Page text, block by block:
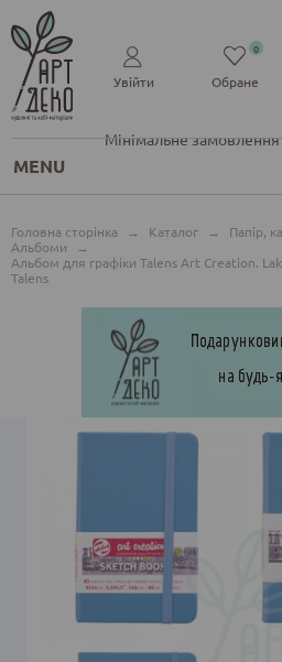
Мінімальне замовлення
Увійти Обране
0
MENU
Головна сторінка → Каталог → Папір,
Альбоми
→
Альбом для графіки Talens Art Creation.
Talens